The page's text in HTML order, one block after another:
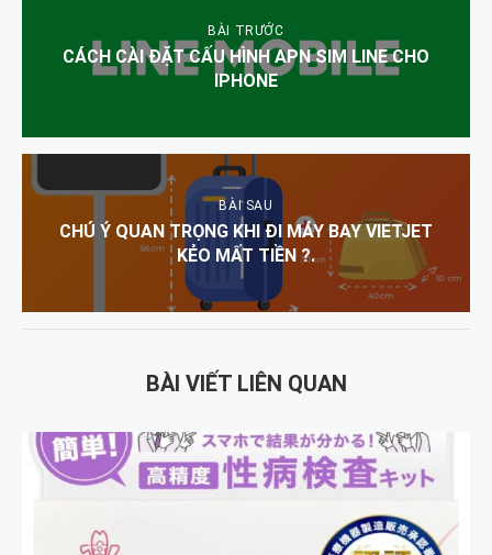
BÀI TRƯỚC
CÁCH CÀI ĐẶT CẤU HÌNH APN SIM LINE CHO
IPHONE
BÀI SAU
CHÚ Ý QUAN TRỌNG KHI ĐI MÁY BAY VIETJET
KẺO MẤT TIỀN ?.
BÀI VIẾT LIÊN QUAN